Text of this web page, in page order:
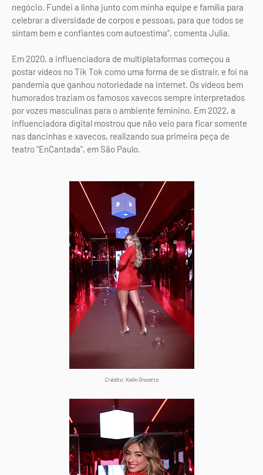
negócio. Fundei a linha junto com minha equipe e família para
celebrar a diversidade de corpos e pessoas, para que todos se
sintam bem e confiantes com autoestima”, comenta Julia.
Em 2020, a influenciadora de multiplataformas começou a
postar vídeos no Tik Tok como uma forma de se distrair, e foi na
pandemia que ganhou notoriedade na internet. Os vídeos bem
humorados traziam os famosos xavecos sempre interpretados
por vozes masculinas para o ambiente feminino. Em 2022, a
influenciadora digital mostrou que não veio para ficar somente
nas dancinhas e xavecos, realizando sua primeira peça de
teatro “EnCantada”, em São Paulo.
Crédito: Kelin Gnoatto